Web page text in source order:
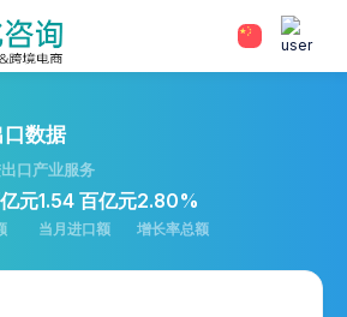
数据
口产业服务
元1.54 百亿元
当月进口额
2.80%
增长率总额